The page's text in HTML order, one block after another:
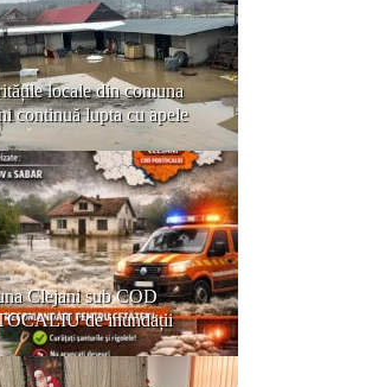
locale din comuna
continuă lupta cu apele
Clejani sub COD
de inundații